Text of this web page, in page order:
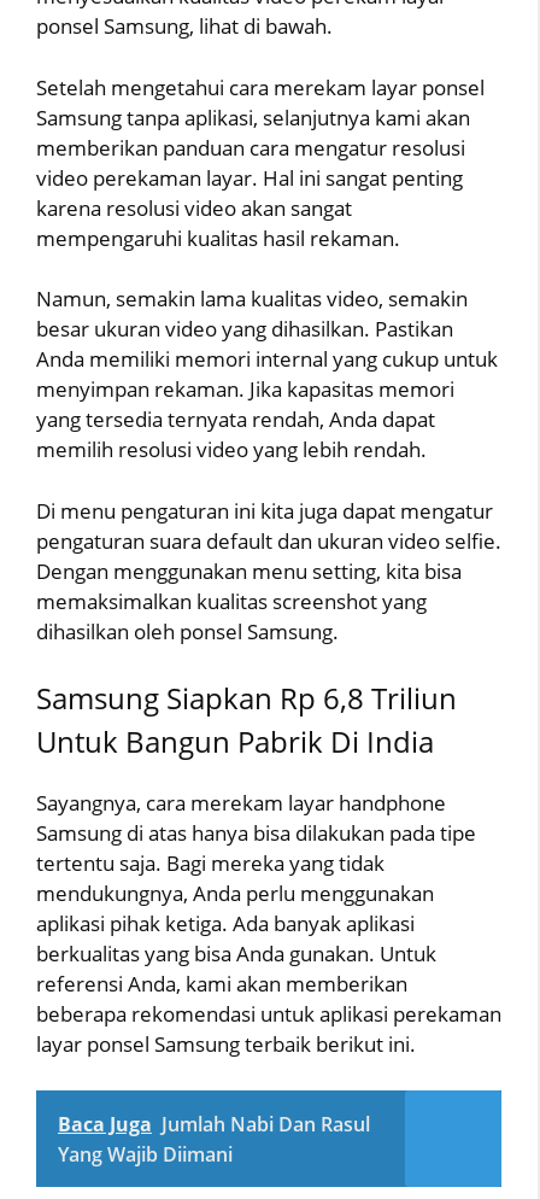
ponsel Samsung, lihat di bawah.
Setelah mengetahui cara merekam layar ponsel
Samsung tanpa aplikasi, selanjutnya kami akan
memberikan panduan cara mengatur resolusi
video perekaman layar. Hal ini sangat penting
karena resolusi video akan sangat
mempengaruhi kualitas hasil rekaman.
Namun, semakin lama kualitas video, semakin
besar ukuran video yang dihasilkan. Pastikan
Anda memiliki memori internal yang cukup untuk
menyimpan rekaman. Jika kapasitas memori
yang tersedia ternyata rendah, Anda dapat
memilih resolusi video yang lebih rendah.
Di menu pengaturan ini kita juga dapat mengatur
pengaturan suara default dan ukuran video selfie.
Dengan menggunakan menu setting, kita bisa
memaksimalkan kualitas screenshot yang
dihasilkan oleh ponsel Samsung.
Samsung Siapkan Rp 6,8 Triliun
Untuk Bangun Pabrik Di India
Sayangnya, cara merekam layar handphone
Samsung di atas hanya bisa dilakukan pada tipe
tertentu saja. Bagi mereka yang tidak
mendukungnya, Anda perlu menggunakan
aplikasi pihak ketiga. Ada banyak aplikasi
berkualitas yang bisa Anda gunakan. Untuk
referensi Anda, kami akan memberikan
beberapa rekomendasi untuk aplikasi perekaman
layar ponsel Samsung terbaik berikut ini.
Baca Juga Jumlah Nabi Dan Rasul
Yang Wajib Diimani